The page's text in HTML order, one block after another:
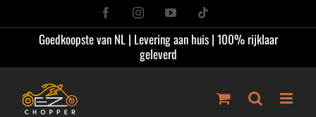
naar
FacebookInstagramYouTube
Goedkoopste van NL | Levering aan huis | 100% rijklaar
geleverd